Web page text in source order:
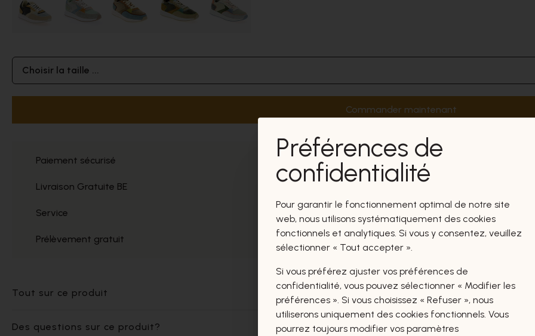
Choisir la taille ...
Commander maintenant
Paiement sécurisé
Livraison Gratuite BE
Service
Prélèvement gratuit
Tout sur ce produit
Des questions sur ce produit?
Préférences de
confidentialité
Pour garantir le fonctionnement optimal de notre site
web, nous utilisons systématiquement des cookies
fonctionnels et analytiques. Si vous y consentez, veuillez
sélectionner « Tout accepter ».
Si vous préférez ajuster vos préférences de
confidentialité, vous pouvez sélectionner « Modifier les
préférences ». Si vous choisissez « Refuser », nous
utiliserons uniquement des cookies fonctionnels. Vous
pourrez toujours modifier vos paramètres